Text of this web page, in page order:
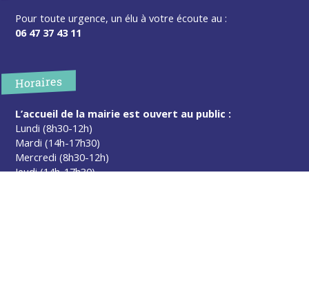
Pour toute urgence, un élu à votre écoute au :
06 47 37 43 11
Horaires
L’accueil de la mairie est ouvert au public :
Lundi (8h30-12h)
Mardi (14h-17h30)
Mercredi (8h30-12h)
Jeudi (14h-17h30)